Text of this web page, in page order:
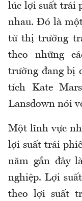
lúc lợi suất trái
nhau. Đó là
từ thị trường
theo những
trường đang bị
tích Kate
Lansdown nói
Một lĩnh vực
lợi suất trái
năm gần đây
nghiệp. Lợi
theo lợi suất